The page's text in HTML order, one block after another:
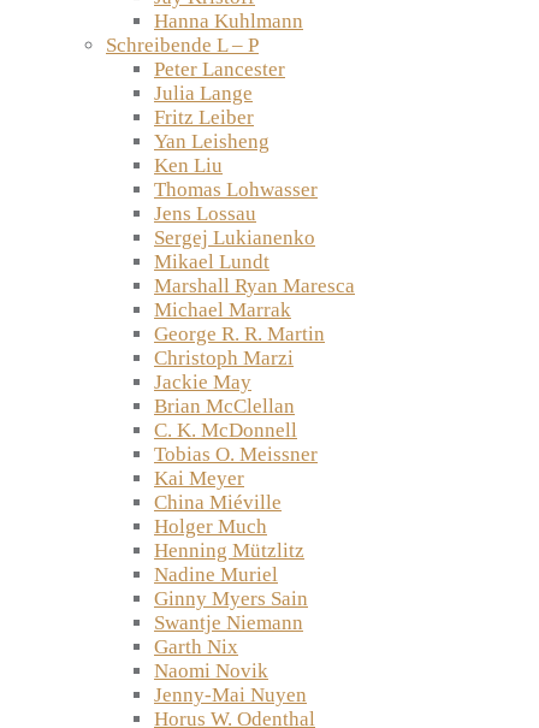
Hanna Kuhlmann
Schreibende L – P
Peter Lancester
Julia Lange
Fritz Leiber
Yan Leisheng
Ken Liu
Thomas Lohwasser
Jens Lossau
Sergej Lukianenko
Mikael Lundt
Marshall Ryan Maresca
Michael Marrak
George R. R. Martin
Christoph Marzi
Jackie May
Brian McClellan
C. K. McDonnell
Tobias O. Meissner
Kai Meyer
China Miéville
Holger Much
Henning Mützlitz
Nadine Muriel
Ginny Myers Sain
Swantje Niemann
Garth Nix
Naomi Novik
Jenny-Mai Nuyen
Horus W. Odenthal